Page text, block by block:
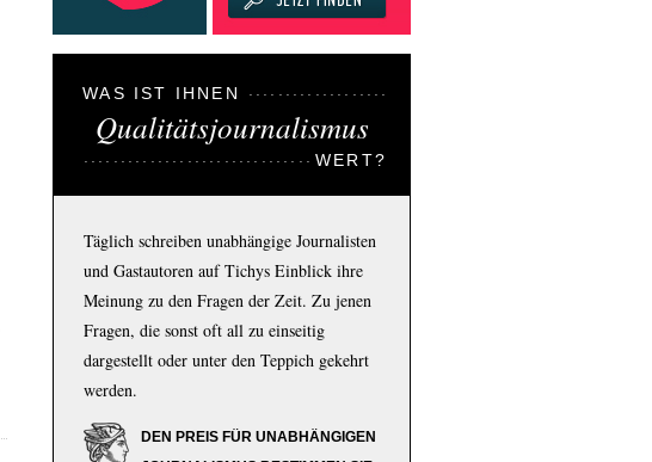
WAS IST IHNEN
Qualitätsjournalismus
WERT?
Täglich schreiben unabhängige Journalisten
und Gastautoren auf Tichys Einblick ihre
Meinung zu den Fragen der Zeit. Zu jenen
Fragen, die sonst oft all zu einseitig
dargestellt oder unter den Teppich gekehrt
werden.
DEN PREIS FÜR UNABHÄNGIGEN